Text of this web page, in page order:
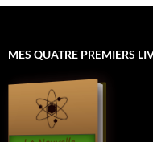
MES QUATRE PREMIERS